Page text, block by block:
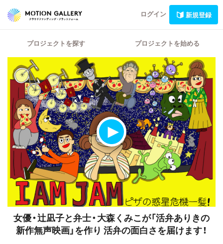
ログイン 新規登録
プロジェクトを探す プロジェクトを始める
女優・辻凪子と弁士・大森くみこが「活弁ありきの
新作無声映画」を作り 活弁の面白さを届けます！